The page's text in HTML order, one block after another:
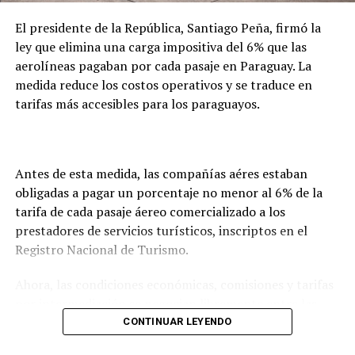
nefrológico, que actualmente se está construyendo
mediante una inversión de más de 3.000 millones de
guaraníes por parte de la Entidad Binacional Yacyretá.
TEMAS RELACIONADOS:
CAAZAPÁ INAUGURA SU HOSPITAL DÍA PARA BRINDAR
ATENCIÓN CERCANA A MÁS DE 600 PACIENTES ONCOLÓGICOS
Gobierno elimina carga impositiva del 6% para abaratar
costos operativos de las aerolíneas en Paraguay
NO SE PIERDA
Pagos de salarios y beneficios sociales de mayo
arrancan este viernes 22
El presidente de la República, Santiago Peña, firmó la
ley que elimina una carga impositiva del 6% que las
aerolíneas pagaban por cada pasaje en Paraguay. La
medida reduce los costos operativos y se traduce en
tarifas más accesibles para los paraguayos.
Antes de esta medida, las compañías aéres estaban
obligadas a pagar un porcentaje no menor al 6% de la
tarifa de cada pasaje áereo comercializado a los
prestadores de servicios turísticos, inscriptos en el
Registro Nacional de Turismo.
aerolíneas y las agencias.CONTINUAR LEYENDO